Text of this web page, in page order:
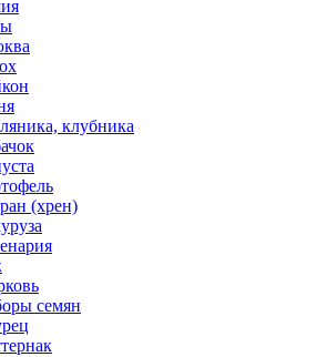
клубника
(хрен)
семян